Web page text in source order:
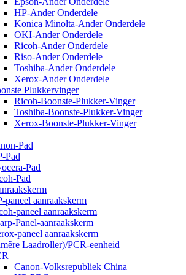
HP-Ander Onderdele
Konica Minolta-Ander Onderdele
OKI-Ander Onderdele
Ricoh-Ander Onderdele
Riso-Ander Onderdele
Toshiba-Ander Onderdele
Xerox-Ander Onderdele
Plukkervinger
Ricoh-Boonste-Plukker-Vinger
Toshiba-Boonste-Plukker-Vinger
Xerox-Boonste-Plukker-Vinger
Pad
Pad
Pad
Pad
paneel aanraakskerm
paneel aanraakskerm
Panel-aanraakskerm
paneel aanraakskerm
Laadroller)/PCR-eenheid
Canon-Volksrepubliek China